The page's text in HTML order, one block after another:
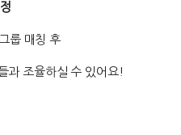
룹 매칭 후
과 조율하실 수 있어요!